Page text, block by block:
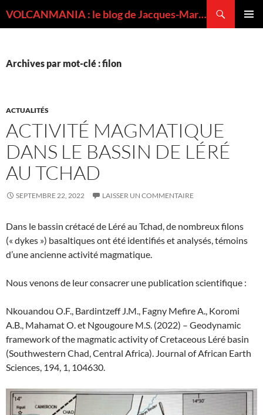
VOLCANMANIA : le blog de Jacques-Marie BARDINTZEFF, volcanologue
Archives par mot-clé : filon
ACTUALITÉS
ACTIVITÉ MAGMATIQUE
DANS LE BASSIN DE LÉRÉ
AU TCHAD
SEPTEMBRE 22, 2022 LAISSER UN COMMENTAIRE
Dans le bassin crétacé de Léré au Tchad, de nombreux filons
(« dykes ») basaltiques ont été identifiés et analysés, témoins
d’une ancienne activité magmatique.
Nous venons de leur consacrer une publication scientifique :
Nkouandou O.F., Bardintzeff J.M., Fagny Mefire A., Koromi
A.B., Mahamat O. et Ngougoure M.S. (2022) – Geodynamic
framework of the magmatic activity of Cretaceous Léré basin
(Southwestern Chad, Central Africa). Journal of African Earth
Sciences, 194, 1, 104630.